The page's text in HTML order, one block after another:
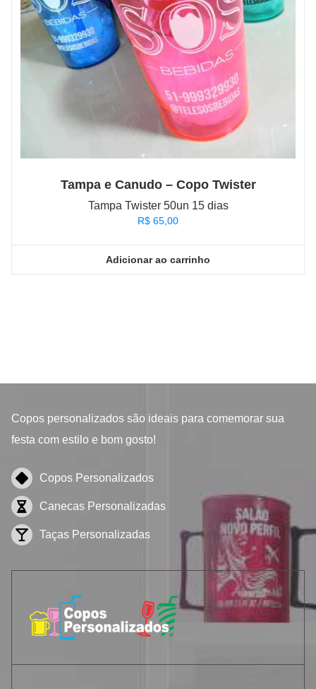
Tampa e Canudo – Copo Twister
Tampa Twister 50un 15 dias
R$ 65,00
Adicionar ao carrinho
Copos personalizados são ideais para comemorar sua
festa com estilo e bom gosto!
Copos Personalizados
Canecas Personalizadas
Taças Personalizadas